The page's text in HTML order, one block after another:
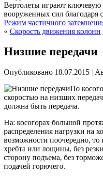
Вертолеты играют ключевую
вооруженных сил благодаря
Режим частичного
« Скорость движения колонн
Низшие передачи
Опубликовано 18.07.2015 |
По
скоростью на низших
должна быть передача.
На: косогорах большой
распределения нагрузки на
возможности поочередно, то
хребта или лощины, без
сторону подъема, без
подачей горючего.